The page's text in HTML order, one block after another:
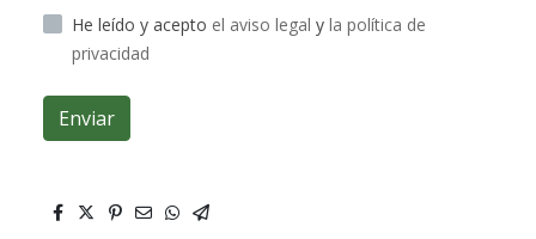
He leído y acepto el aviso legal y la política de
privacidad
Enviar